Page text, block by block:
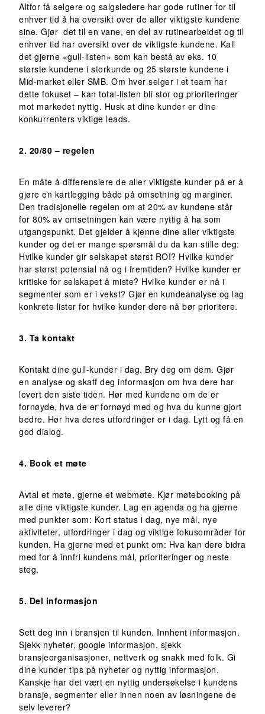
Altfor få selgere og salgsledere har gode rutiner for til
enhver tid å ha oversikt over de aller viktigste kundene
sine. Gjør det til en vane, en del av rutinearbeidet og til
enhver tid har oversikt over de viktigste kundene. Kall
det gjerne «gull-listen» som kan bestå av eks. 10
største kundene i storkunde og 25 største kundene i
Mid-market eller SMB. Om hver selger i et team har
dette fokuset – kan total-listen bli stor og prioriteringer
mot markedet nyttig. Husk at dine kunder er dine
konkurrenters viktige leads.
2. 20/80 – regelen
En måte å differensiere de aller viktigste kunder på er å
gjøre en kartlegging både på omsetning og marginer.
Den tradisjonelle regelen om at 20% av kundene står
for 80% av omsetningen kan være nyttig å ha som
utgangspunkt. Det gjelder å kjenne dine aller viktigste
kunder og det er mange spørsmål du da kan stille deg:
Hvilke kunder gir selskapet størst ROI? Hvilke kunder
har størst potensial nå og i fremtiden? Hvilke kunder er
kritiske for selskapet å miste? Hvilke kunder er nå i
segmenter som er i vekst? Gjør en kundeanalyse og lag
konkrete lister for hvilke kunder dere nå bør prioritere.
3. Ta kontakt
Kontakt dine gull-kunder i dag. Bry deg om dem. Gjør
en analyse og skaff deg informasjon om hva dere har
levert den siste tiden. Hør med kundene om de er
fornøyde, hva de er fornøyd med og hva du kunne gjort
bedre. Hør hva deres utfordringer er i dag. Lytt og få en
god dialog.
4. Book et møte
Avtal et møte, gjerne et webmøte. Kjør møtebooking på
alle dine viktigste kunder. Lag en agenda og ha gjerne
med punkter som: Kort status i dag, nye mål, nye
aktiviteter, utfordringer i dag og viktige fokusområder for
kunden. Ha gjerne med et punkt om: Hva kan dere bidra
med for å innfri kundens mål, prioriteringer og neste
steg.
5. Del informasjon
Sett deg inn i bransjen til kunden. Innhent informasjon.
Sjekk nyheter, google informasjon, sjekk
bransjeorganisasjoner, nettverk og snakk med folk. Gi
dine kunder tips på nyheter og nyttig informasjon.
Kanskje har det vært en nyttig undersøkelse i kundens
bransje, segmenter eller innen noen av løsningene de
selv leverer?